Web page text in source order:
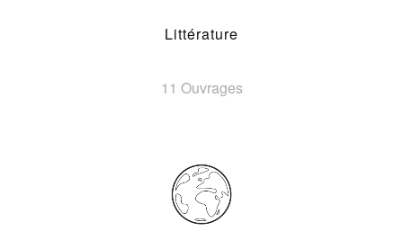
Littérature
11 Ouvrages